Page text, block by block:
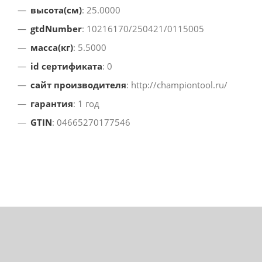
высота(см): 25.0000
gtdNumber: 10216170/250421/0115005
масса(кг): 5.5000
id сертификата: 0
сайт производителя: http://championtool.ru/
гарантия: 1 год
GTIN: 04665270177546